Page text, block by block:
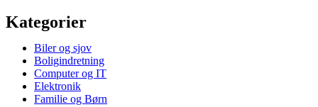
Kategorier
Biler og sjov
Boligindretning
Computer og IT
Elektronik
Familie og Børn